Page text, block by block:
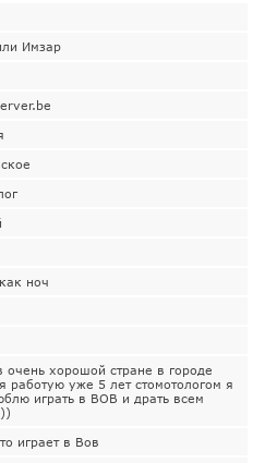
Имзар
ноч
очень хорошой стране в городе
работую уже 5 лет стомотологом я
играть в ВОВ и драть всем
играет в Вов